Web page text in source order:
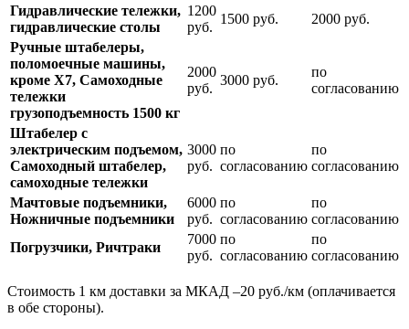
Гидравлические тележки,
гидравлические столы
1200
руб.
1500 руб.
2000 руб.
Ручные штабелеры,
поломоечные машины,
кроме Х7, Самоходные
тележки
грузоподъемность 1500 кг
2000
руб.
3000 руб.
по
согласованию
Штабелер с
электрическим подъемом,
Самоходный штабелер,
самоходные тележки
3000
руб.
по
согласованию
по
согласованию
Мачтовые подъемники,
Ножничные подъемники
6000
руб.
по
согласованию
по
согласованию
Погрузчики, Ричтраки
7000
руб.
по
согласованию
по
согласованию
Стоимость 1 км доставки за МКАД –20 руб./км (оплачивается
в обе стороны).